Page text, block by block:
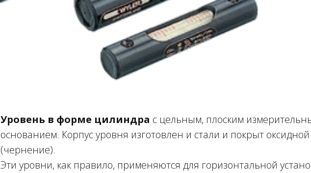
Уровень в форме цилиндра с цельным, плоским
основанием. Корпус уровня изготовлен и стали и покрыт
(чернение).
Эти уровни, как правило, применяются для горизонтальной